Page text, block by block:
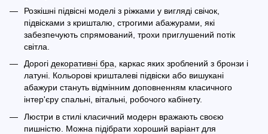
Розкішні підвісні моделі з ріжками у вигляді свічок,
підвісками з кришталю, строгими абажурами, які
забезпечують спрямований, трохи приглушений потік
світла.
Дорогі декоративні бра, каркас яких зроблений з бронзи і
латуні. Кольорові кришталеві підвіски або вишукані
абажури стануть відмінним доповненням класичного
інтер'єру спальні, вітальні, робочого кабінету.
Люстри в стилі класичний модерн вражають своєю
пишністю. Можна підібрати хороший варіант для